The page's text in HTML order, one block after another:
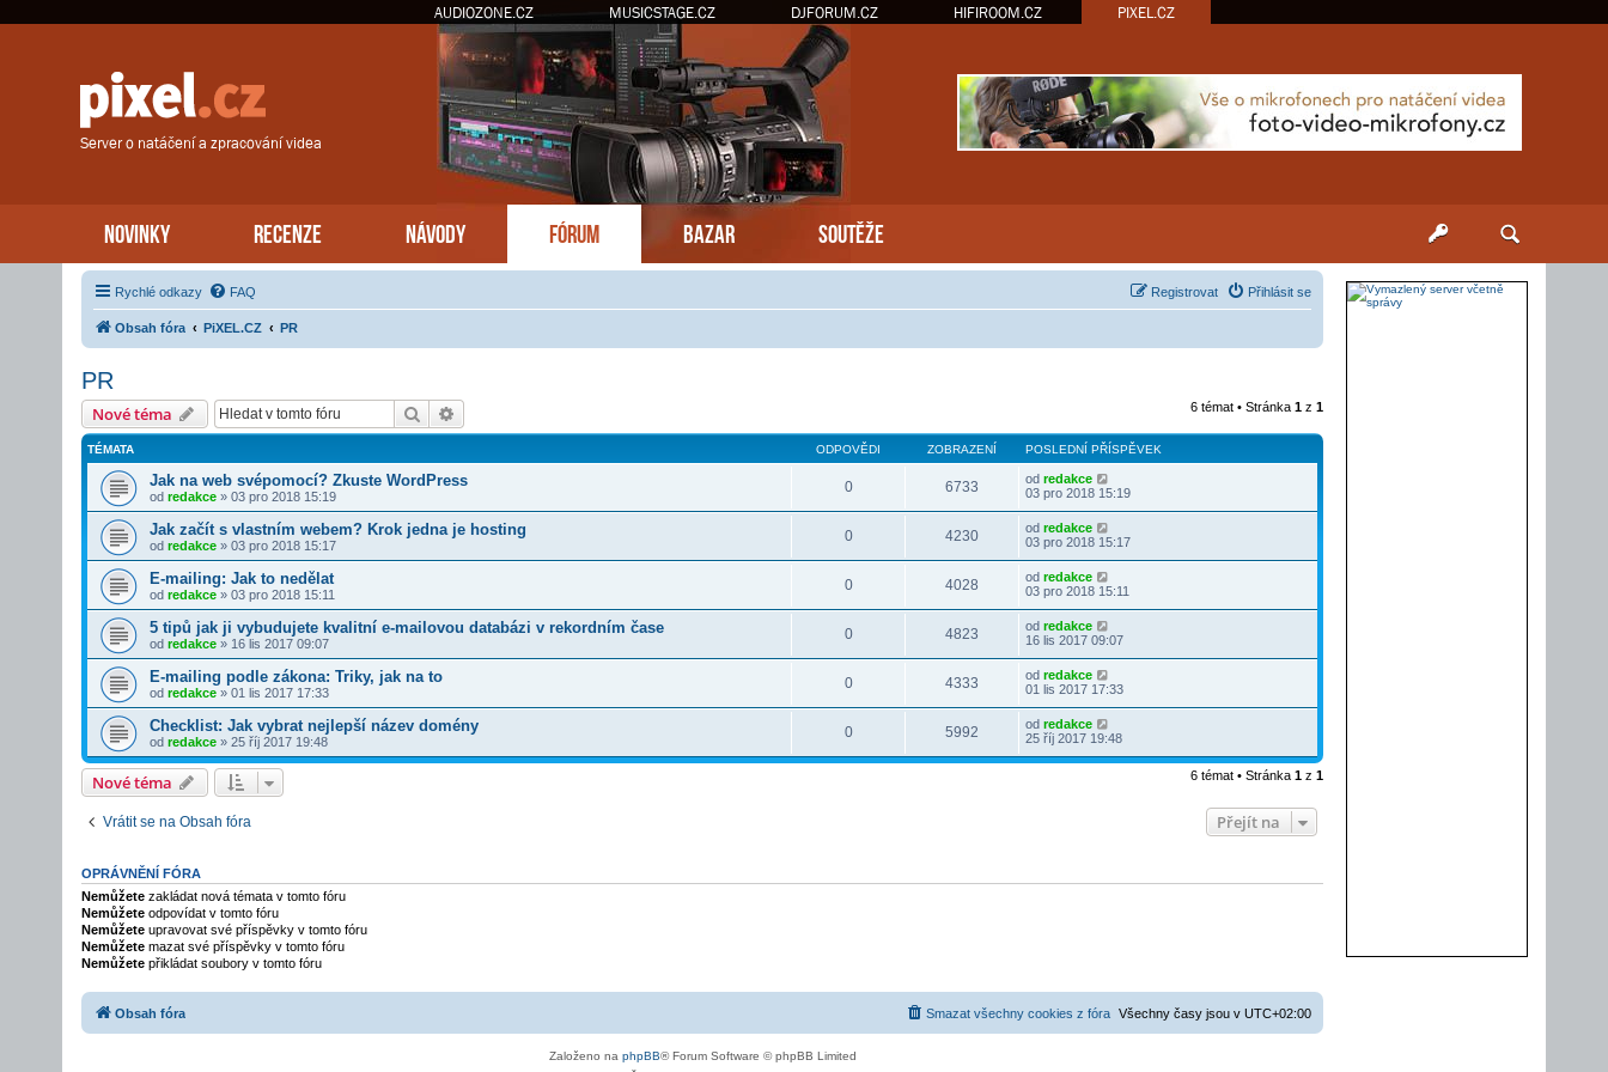
AUDIOZONE.CZ MUSICSTAGE.CZ DJFORUM.CZ HIFIROOM.CZ PIXEL.CZ
Server o natáčení a zpracování videa
NOVINKY RECENZE NÁVODY FÓRUM BAZAR SOUTĚŽE
Rychlé odkazy FAQ Přihlásit se
Registrovat
Obsah fóra PiXEL.CZ PR
PR
Nové téma Hledat 6 témat • Stránka 1 z 1
TÉMATA ODPOVĚDI ZOBRAZENÍ POSLEDNÍ PŘÍSPĚVEK
Jak na web svépomocí? Zkuste WordPress
od redakce » 03 pro 2018 15:19
0 6733 od redakce
03 pro 2018 15:19
Jak začít s vlastním webem? Krok jedna je hosting
od redakce » 03 pro 2018 15:17
0 4230 od redakce
03 pro 2018 15:17
E-mailing: Jak to nedělat
od redakce » 03 pro 2018 15:11
0 4028 od redakce
03 pro 2018 15:11
5 tipů jak ji vybudujete kvalitní e-mailovou databázi v rekordním čase
od redakce » 16 lis 2017 09:07
0 4823 od redakce
16 lis 2017 09:07
E-mailing podle zákona: Triky, jak na to
od redakce » 01 lis 2017 17:33
0 4333 od redakce
01 lis 2017 17:33
Checklist: Jak vybrat nejlepší název domény
od redakce » 25 říj 2017 19:48
0 5992 od redakce
25 říj 2017 19:48
Nové téma 6 témat • Stránka 1 z 1
Vrátit se na Obsah fóra Přejít na
OPRÁVNĚNÍ FÓRA
Nemůžete zakládat nová témata v tomto fóru
Nemůžete odpovídat v tomto fóru
Nemůžete upravovat své příspěvky v tomto fóru
Nemůžete mazat své příspěvky v tomto fóru
Nemůžete přikládat soubory v tomto fóru
Obsah fóra Všechny časy jsou v UTC+02:00
Smazat všechny cookies z fóra
Založeno na phpBB® Forum Software © phpBB Limited